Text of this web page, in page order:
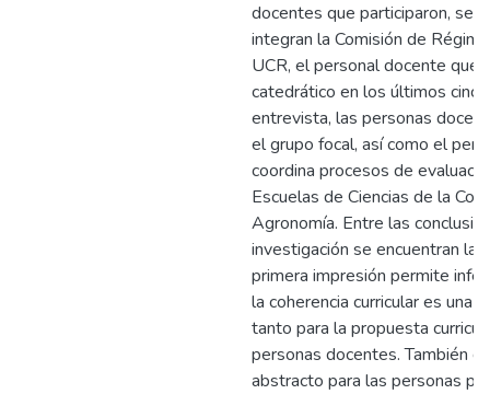
docentes que participaron, se
integran la Comisión de
UCR, el personal docente que
catedrático en los últimos
entrevista, las personas
el grupo focal, así como el
coordina procesos de
Escuelas de Ciencias de la
Agronomía. Entre las
investigación se encuentran
primera impresión permite
la coherencia curricular es una
tanto para la propuesta
personas docentes. También
abstracto para las personas